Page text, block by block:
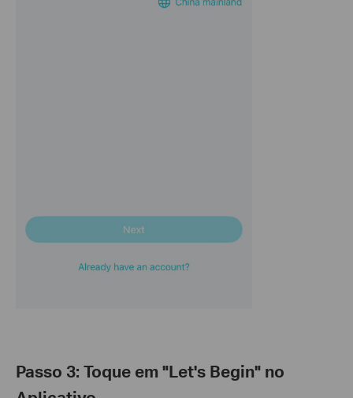
Passo 3: Toque em "Let's Begin" no